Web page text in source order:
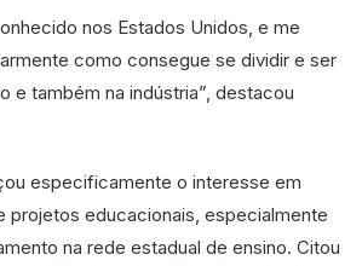
nos Estados Unidos, e me
como consegue se dividir e ser
e também na indústria”, destacou
especificamente o interesse em
projetos educacionais, especialmente
na rede estadual de ensino. Citou